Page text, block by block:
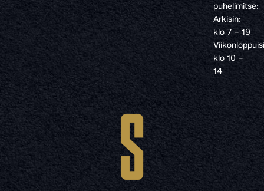
puhelimitse:
Arkisin:
klo 7 – 19
klo 10 –
14